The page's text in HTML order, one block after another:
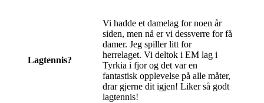
Lagtennis?
Vi hadde et damelag for noen år
siden, men nå er vi dessverre for få
damer. Jeg spiller litt for
herrelaget. Vi deltok i EM lag i
Tyrkia i fjor og det var en
fantastisk opplevelse på alle måter,
drar gjerne dit igjen! Liker så godt
lagtennis!